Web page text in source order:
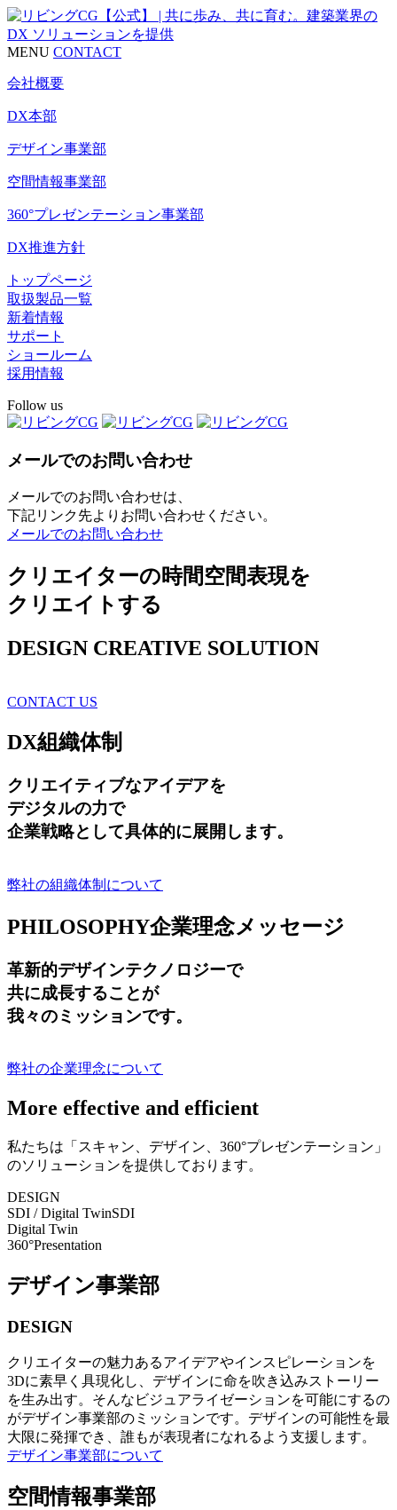
MENU CONTACT
会社概要
DX本部
デザイン事業部
空間情報事業部
360°プレゼンテーション事業部
DX推進方針
トップページ
取扱製品一覧
新着情報
サポート
ショールーム
採用情報
Follow us
メールでのお問い合わせ
メールでのお問い合わせは、
下記リンク先よりお問い合わせください。
メールでのお問い合わせ
クリエイターの時間空間表現を
クリエイトする
DESIGN CREATIVE SOLUTION
CONTACT US
DX組織体制
クリエイティブなアイデアを
デジタルの力で
企業戦略として具体的に展開します。
弊社の組織体制について
PHILOSOPHY企業理念メッセージ
革新的デザインテクノロジーで
共に成長することが
我々のミッションです。
弊社の企業理念について
More effective and efficient
私たちは「スキャン、デザイン、360°プレゼンテーション」
のソリューションを提供しております。
DESIGN
SDI / Digital TwinSDI
Digital Twin
360°Presentation
デザイン事業部
DESIGN
クリエイターの魅力あるアイデアやインスピレーションを
3Dに素早く具現化し、デザインに命を吹き込みストーリー
を生み出す。そんなビジュアライゼーションを可能にするの
がデザイン事業部のミッションです。デザインの可能性を最
大限に発揮でき、誰もが表現者になれるよう支援します。
デザイン事業部について
空間情報事業部